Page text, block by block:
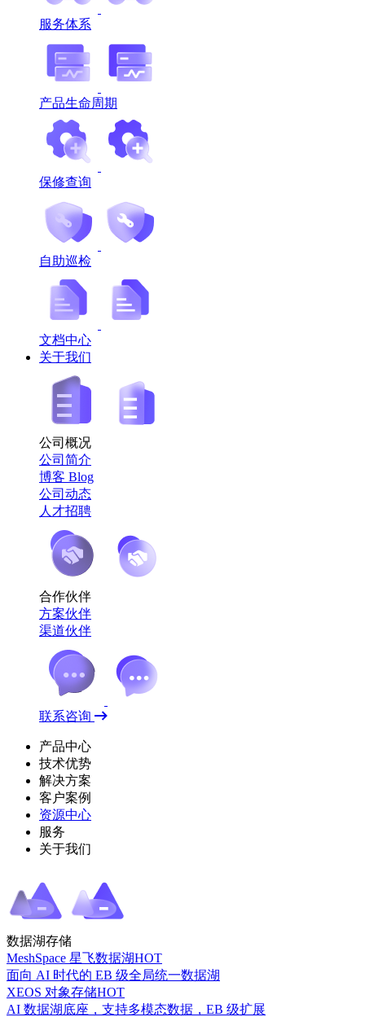
服务体系
产品生命周期
保修查询
自助巡检
文档中心
关于我们
公司概况
公司简介
博客 Blog
公司动态
人才招聘
合作伙伴
方案伙伴
渠道伙伴
联系咨询
产品中心
技术优势
解决方案
客户案例
资源中心
服务
关于我们
数据湖存储
MeshSpace 星飞数据湖HOT
面向 AI 时代的 EB 级全局统一数据湖
XEOS 对象存储HOT
AI 数据湖底座，支持多模态数据，EB 级扩展